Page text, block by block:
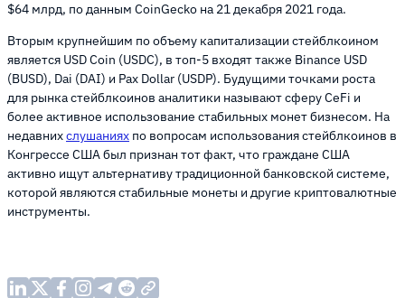
$64 млрд, по данным CoinGecko на 21 декабря 2021 года.
Вторым крупнейшим по объему капитализации стейблкоином
является USD Coin (USDC), в топ-5 входят также Binance USD
(BUSD), Dai (DAI) и Pax Dollar (USDP). Будущими точками роста
для рынка стейблкоинов аналитики называют сферу CeFi и
более активное использование стабильных монет бизнесом. На
недавнихслушаниях по вопросам использования стейблкоинов в
Конгрессе США был признан тот факт, что граждане США
активно ищут альтернативу традиционной банковской системе,
которой являются стабильные монеты и другие криптовалютные
инструменты.